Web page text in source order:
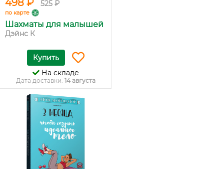
498 ₽ 525 ₽
по карте
Шахматы для малышей
Дэйнс К
Купить
На складе
Дата доставки: 14 августа